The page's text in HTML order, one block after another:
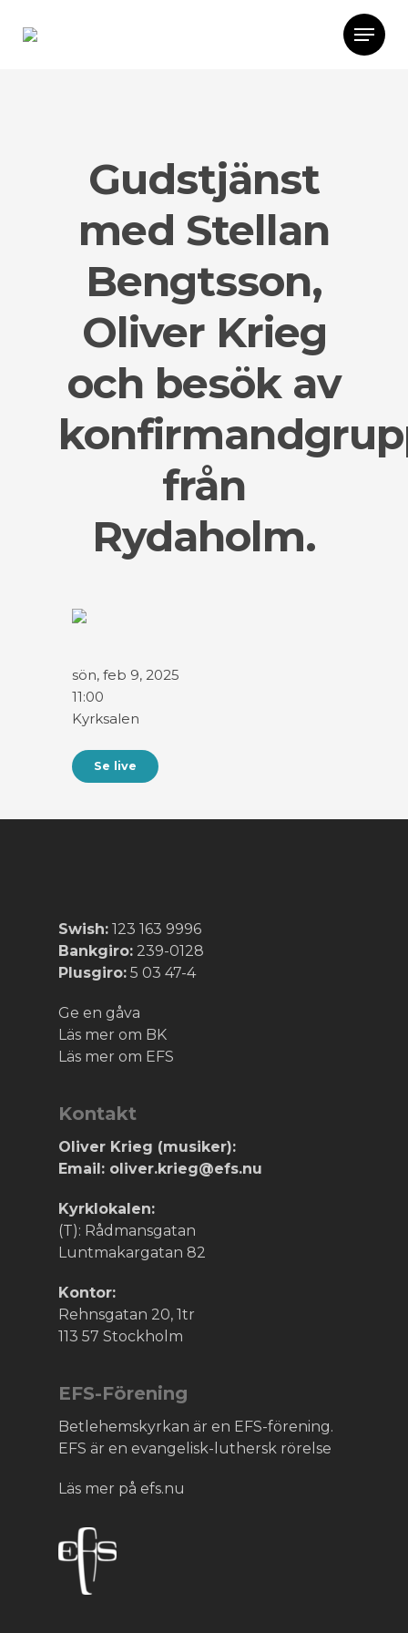
Gudstjänst
med Stellan
Bengtsson,
Oliver Krieg
och besök av
från
Rydaholm.
sön, feb 9, 2025
11:00
Kyrksalen
Se live
Swish: 123 163 9996
Bankgiro: 239-0128
Plusgiro: 5 03 47-4
Ge en gåva
Läs mer om BK
Läs mer om EFS
Kontakt
Oliver Krieg (musiker):
Email: oliver.krieg@efs.nu
Kyrklokalen:
(T): Rådmansgatan
Luntmakargatan 82
Kontor:
Rehnsgatan 20, 1tr
113 57 Stockholm
EFS-Förening
Betlehemskyrkan är en EFS-förening.
EFS är en evangelisk-luthersk rörelse
Läs mer på efs.nu